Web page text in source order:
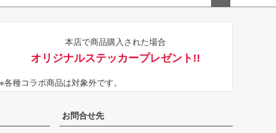
本店で商品購入された場合
オリジナルステッカープレゼント!!
※各種コラボ商品は対象外です。
お問合せ先